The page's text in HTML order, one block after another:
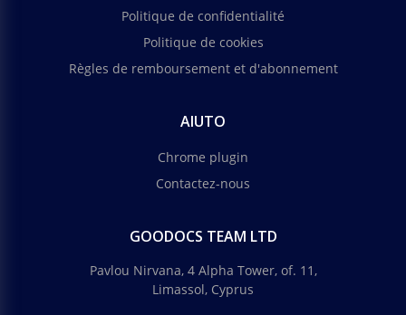
Politique de confidentialité
Politique de cookies
Règles de remboursement et d'abonnement
AIUTO
Chrome plugin
Contactez-nous
GOODOCS TEAM LTD
Pavlou Nirvana, 4 Alpha Tower, of. 11,
Limassol, Cyprus